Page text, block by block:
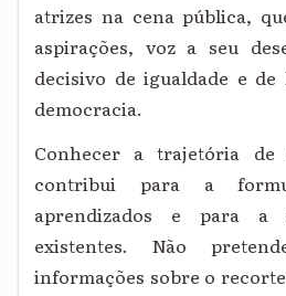
atrizes na cena pública,
aspirações, voz a seu
decisivo de igualdade e
democracia.
Conhecer a trajetória de
contribui para a
aprendizados e para a
existentes. Não
informações sobre o